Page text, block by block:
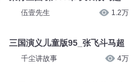
伍壹先生 1.2万
三国演义儿童版95_张飞斗马超
千尘讲故事 4万